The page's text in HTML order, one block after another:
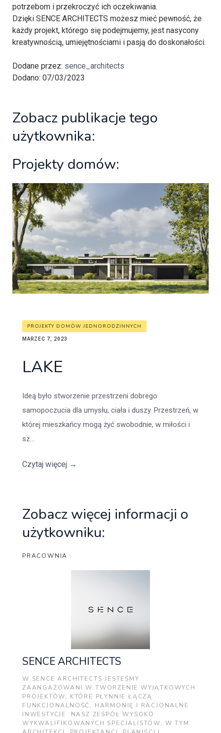
potrzebom i przekroczyć ich oczekiwania.
Dzięki SENCE ARCHITECTS możesz mieć pewność, że
każdy projekt, którego się podejmujemy, jest nasycony
kreatywnością, umiejętnościami i pasją do doskonałości.
Dodane przez: sence_architects
Dodano: 07/03/2023
Zobacz publikacje tego
użytkownika:
Projekty domów:
PROJEKTY DOMÓW JEDNORODZINNYCH
MARZEC 7, 2023
LAKE
Ideą było stworzenie przestrzeni dobrego
samopoczucia dla umysłu, ciała i duszy. Przestrzeń, w
której mieszkańcy mogą żyć swobodnie, w miłości i
sz...
Czytaj więcej →
Zobacz więcej informacji o
użytkowniku:
PRACOWNIA :
SENCE ARCHITECTS
W SENCE ARCHITECTS JESTEŚMY
ZAANGAŻOWANI W TWORZENIE WYJĄTKOWYCH
PROJEKTÓW, KTÓRE PŁYNNIE ŁĄCZĄ
FUNKCJONALNOŚĆ, HARMONIĘ I RACJONALNE
INWESTYCJE. NASZ ZESPÓŁ WYSOKO
WYKWALIFIKOWANYCH SPECJALISTÓW, W TYM